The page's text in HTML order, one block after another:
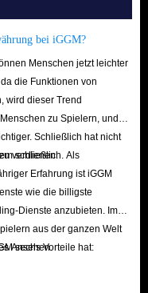
bei iGGM?
Menschen jetzt leichter
die Funktionen von
wird dieser Trend
zu Spielern, und
Schließlich hat nicht
verdienen.
schließlich. Als
Erfahrung ist iGGM
wie die billigste
Dienste anzubieten. Im
aus der ganzen Welt
Ansehen.
sechs Vorteile hat: